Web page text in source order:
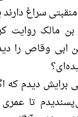
سراغ دارند
مالک روایت
ابی وقاص را
دیدم که
تا